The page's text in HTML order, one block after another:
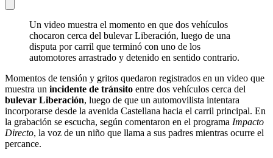
Un video muestra el momento en que dos vehículos
chocaron cerca del bulevar Liberación, luego de una
disputa por carril que terminó con uno de los
automotores arrastrado y detenido en sentido contrario.
Momentos de tensión y gritos quedaron registrados en un video que
muestra un incidente de tránsito entre dos vehículos cerca del
bulevar Liberación, luego de que un automovilista intentara
incorporarse desde la avenida Castellana hacia el carril principal. En
la grabación se escucha, según comentaron en el programa Impacto
Directo, la voz de un niño que llama a sus padres mientras ocurre el
percance.